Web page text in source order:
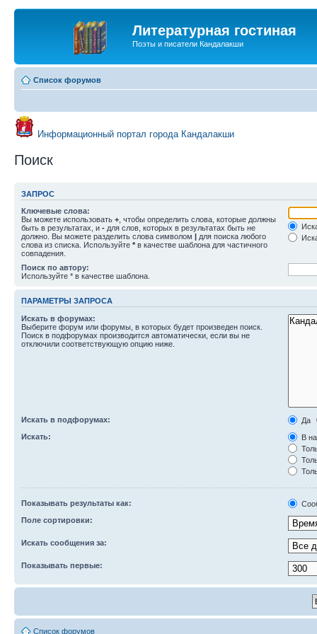
Литературная гостиная
Поэты и писатели Кандалакши
Список форумов
Информационный портал города Кандалакши
Поиск
ЗАПРОС
Ключевые слова:
Вы можете использовать + , чтобы определить слова, которые должны
быть в результатах, и - для слов, которых в результатах быть не
должно. Вы можете разделить слова символом | для поиска любого
слова из списка. Используйте * в качестве шаблона для частичного
совпадения.
Поиск по автору:
Используйте * в качестве шаблона.
ПАРАМЕТРЫ ЗАПРОСА
Искать в форумах:
Выберите форум или форумы, в которых будет произведен поиск.
Поиск в подфорумах производится автоматически, если вы не
отключили соответствующую опцию ниже.
Искать в подфорумах:
Да
Искать:
В
Показывать результаты как:
Поле сортировки:
Искать сообщения за:
Показывать первые:
Список форумов